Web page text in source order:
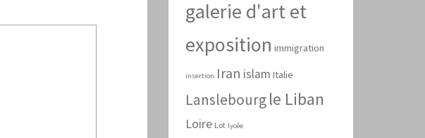
galerie d'art et
exposition immigration
insertion Iran islam Italie
Lanslebourg le Liban
Loire Lot lycée